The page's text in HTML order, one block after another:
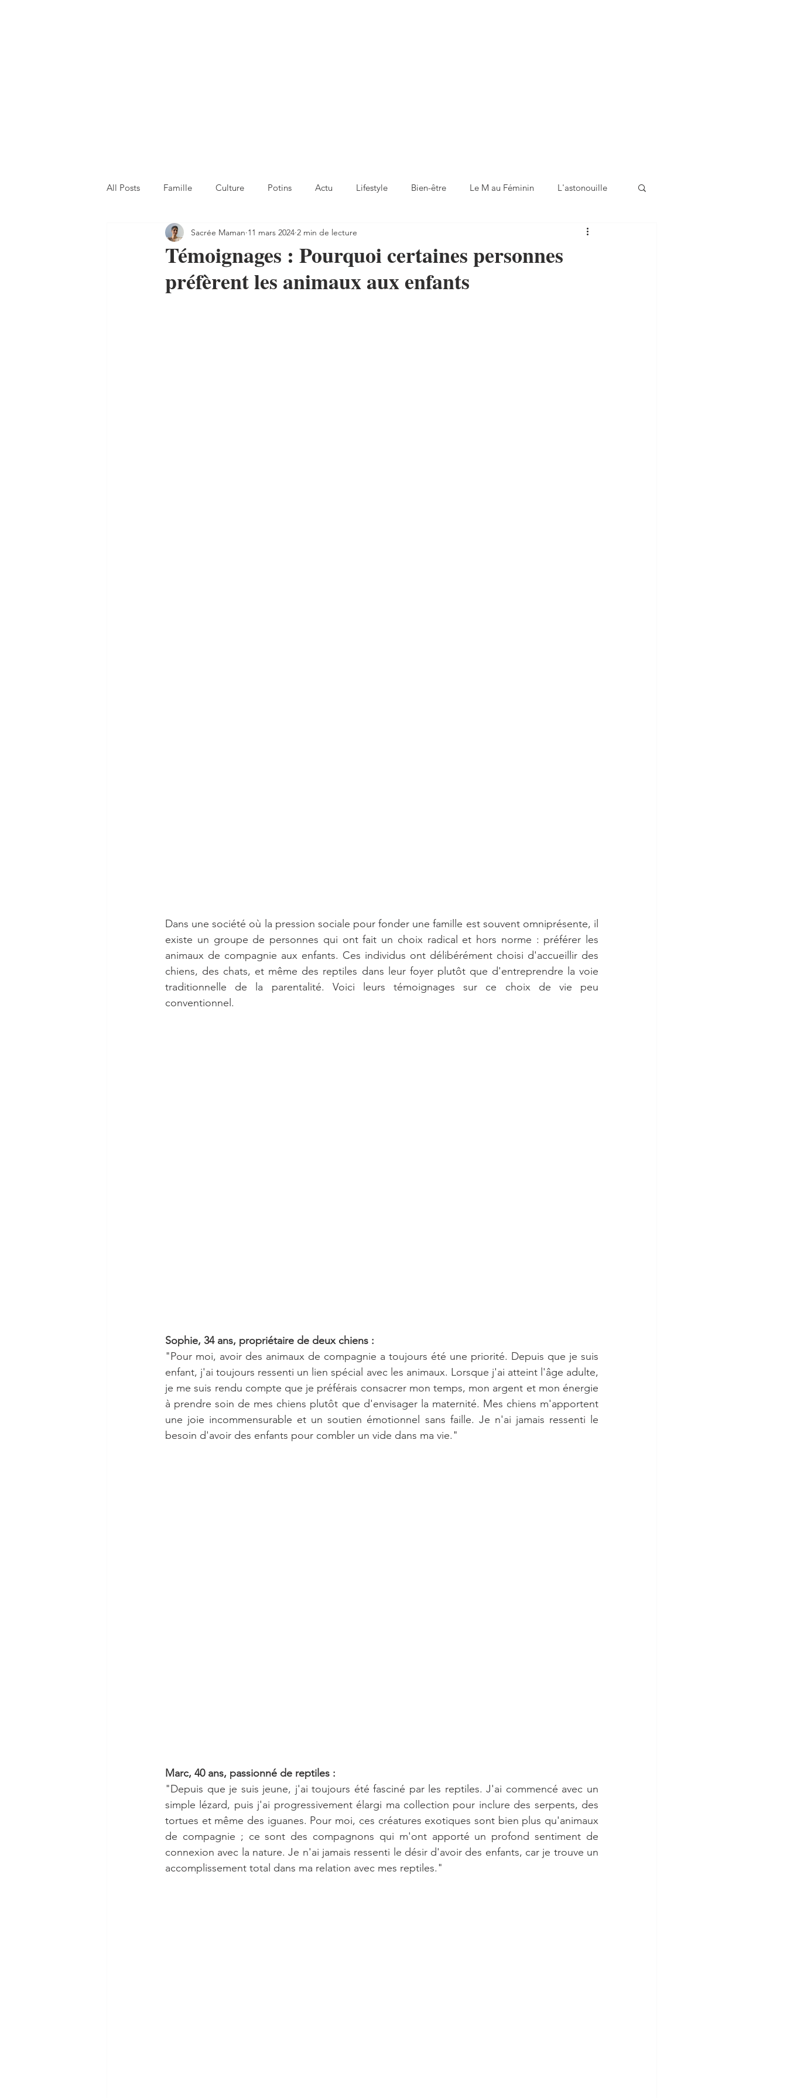
All Posts Famille Culture Potins Actu Lifestyle Bien-être Le M au Féminin L'astonouille
Témoignages : Pourquoi certaines personnes
préfèrent les animaux aux enfants
Sacrée Maman 11 mars 2024 2 min de lecture
Dans une société où la pression sociale pour fonder une famille est souvent omniprésente, il
existe un groupe de personnes qui ont fait un choix radical et hors norme : préférer les
animaux de compagnie aux enfants. Ces individus ont délibérément choisi d'accueillir des
chiens, des chats, et même des reptiles dans leur foyer plutôt que d'entreprendre la voie
traditionnelle de la parentalité. Voici leurs témoignages sur ce choix de vie peu
conventionnel.
Sophie, 34 ans, propriétaire de deux chiens :
"Pour moi, avoir des animaux de compagnie a toujours été une priorité. Depuis que je suis
enfant, j'ai toujours ressenti un lien spécial avec les animaux. Lorsque j'ai atteint l'âge adulte,
je me suis rendu compte que je préférais consacrer mon temps, mon argent et mon énergie
à prendre soin de mes chiens plutôt que d'envisager la maternité. Mes chiens m'apportent
une joie incommensurable et un soutien émotionnel sans faille. Je n'ai jamais ressenti le
besoin d'avoir des enfants pour combler un vide dans ma vie."
Marc, 40 ans, passionné de reptiles :
"Depuis que je suis jeune, j'ai toujours été fasciné par les reptiles. J'ai commencé avec un
simple lézard, puis j'ai progressivement élargi ma collection pour inclure des serpents, des
tortues et même des iguanes. Pour moi, ces créatures exotiques sont bien plus qu'animaux
de compagnie ; ce sont des compagnons qui m'ont apporté un profond sentiment de
connexion avec la nature. Je n'ai jamais ressenti le désir d'avoir des enfants, car je trouve un
accomplissement total dans ma relation avec mes reptiles."